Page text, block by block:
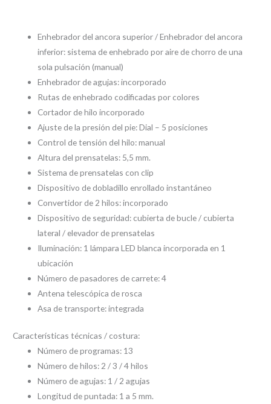
Enhebrador del ancora superior / Enhebrador del ancora
inferior: sistema de enhebrado por aire de chorro de una
sola pulsación (manual)
Enhebrador de agujas: incorporado
Rutas de enhebrado codificadas por colores
Cortador de hilo incorporado
Ajuste de la presión del pie: Dial – 5 posiciones
Control de tensión del hilo: manual
Altura del prensatelas: 5,5 mm.
Sistema de prensatelas con clip
Dispositivo de dobladillo enrollado instantáneo
Convertidor de 2 hilos: incorporado
Dispositivo de seguridad: cubierta de bucle / cubierta
lateral / elevador de prensatelas
Iluminación: 1 lámpara LED blanca incorporada en 1
ubicación
Número de pasadores de carrete: 4
Antena telescópica de rosca
Asa de transporte: integrada
Características técnicas / costura:
Número de programas: 13
Número de hilos: 2 / 3 / 4 hilos
Número de agujas: 1 / 2 agujas
Longitud de puntada: 1 a 5 mm.